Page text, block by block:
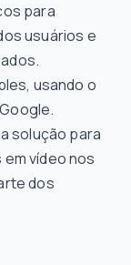
para
usuários e
usando o
solução para
vídeo nos
dos